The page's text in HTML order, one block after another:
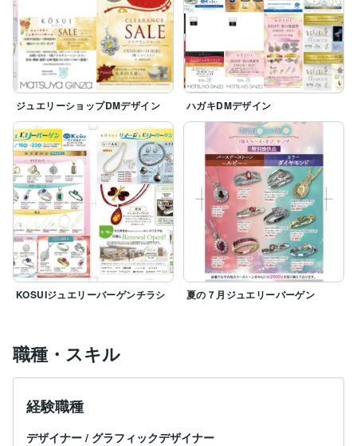
ジュエリーショップDMデザイン ハガキDMデザイン
KOSUIジュエリーバーゲンチラシ 夏の７月ジュエリーバーゲン
職種・スキル
経験職種
デザイナー / グラフィックデザイナー